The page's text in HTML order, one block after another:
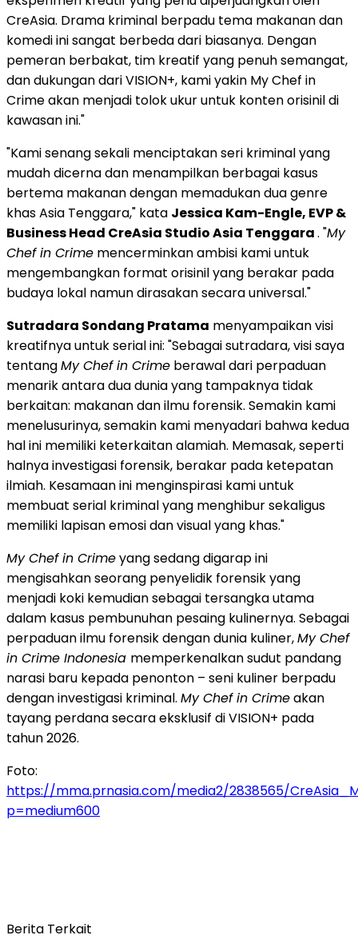
CreAsia. Drama kriminal berpadu tema makanan dan
komedi ini sangat berbeda dari biasanya. Dengan
pemeran berbakat, tim kreatif yang penuh semangat,
dan dukungan dari VISION+, kami yakin My Chef in
Crime akan menjadi tolok ukur untuk konten orisinil di
kawasan ini."
"Kami senang sekali menciptakan seri kriminal yang
mudah dicerna dan menampilkan berbagai kasus
bertema makanan dengan memadukan dua genre
khasAsia Tenggara," kata Jessica Kam-Engle, EVP &
Business Head CreAsia Studio Asia Tenggara. "My
Chef in Crime mencerminkan ambisi kami untuk
mengembangkan format orisinil yang berakar pada
budaya lokal namun dirasakan secara universal."
Sutradara Sondang Pratama menyampaikan visi
kreatifnya untuk serial ini: "Sebagai sutradara, visi saya
tentangMy Chef in Crime berawal dari perpaduan
menarik antara dua dunia yang tampaknya tidak
berkaitan: makanan dan ilmu forensik. Semakin kami
menelusurinya, semakin kami menyadari bahwa kedua
hal ini memiliki keterkaitan alamiah. Memasak, seperti
halnya investigasi forensik, berakar pada ketepatan
ilmiah. Kesamaan ini menginspirasi kami untuk
membuat serial kriminal yang menghibur sekaligus
memiliki lapisan emosi dan visual yang khas."
My Chef in Crimeyang sedang digarap ini
mengisahkan seorang penyelidik forensik yang
menjadi koki kemudian sebagai tersangka utama
dalam kasus pembunuhan pesaing kulinernya. Sebagai
perpaduan ilmu forensik dengan dunia kuliner,My Chef
in Crime Indonesia memperkenalkan sudut pandang
narasi baru kepada penonton – seni kuliner berpadu
dengan investigasi kriminal. My Chef in Crimeakan
tayang perdana secara eksklusif di VISION+ pada
tahun 2026.
Foto:
https://mma.prnasia.com/media2/2838565/
p=medium600
Berita Terkait